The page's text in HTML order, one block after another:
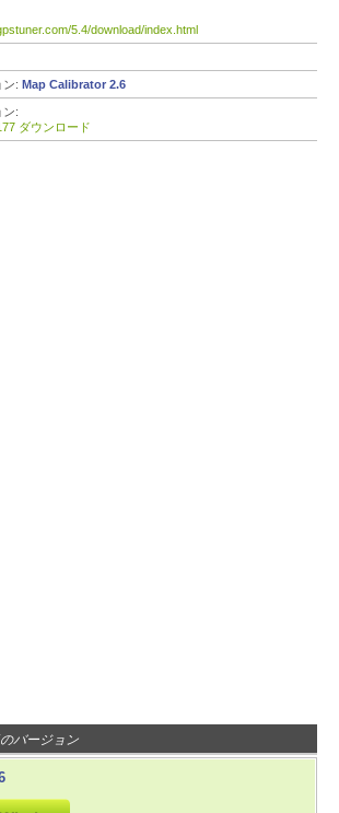
5.4/download/index.html
ン: Map Calibrator 2.6
ン:
ダウンロード
バージョン